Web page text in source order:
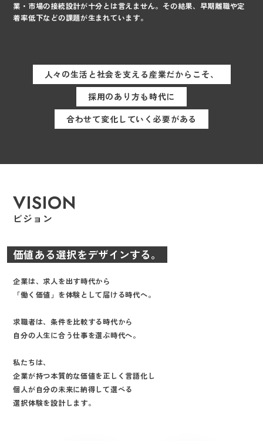
業・市場の接続設計が十分とは言えません。その結果、早期離職や定
着率低下などの課題が生まれています。
人々の生活と社会を支える産業だからこそ、
採用のあり方も時代に
合わせて変化していく必要がある
VISION
ビジョン
価値ある選択をデザインする。
企業は、求人を出す時代から
「働く価値」を体験として届ける時代へ。
求職者は、条件を比較する時代から
自分の人生に合う仕事を選ぶ時代へ。
私たちは、
企業が持つ本質的な価値を正しく言語化し
個人が自分の未来に納得して選べる
選択体験を設計します。